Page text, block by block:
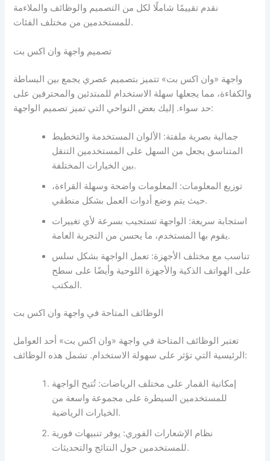
نقدم تقييمًا شاملًا لكل من التصميم والوظائف والملاءمة
للمستخدمين من مختلف الفئات.
تصميم واجهة وان اكس بت
واجهة «وان اكس بت» تتميز بتصميم عصري يجمع بين البساطة
والكفاءة، مما يجعلها سهلة الاستخدام للمبتدئين والمحترفين على
حد سواء. إليك بعض النواحي التي تميز تصميم الواجهة:
جمالية بصرية ملفتة: الألوان المستخدمة والتخطيط
المتناسق يجعل من السهل على المستخدمين التنقل
بين الخيارات المختلفة.
توزيع المعلومات: المعلومات واضحة وسهلة القراءة،
حيث يتم وضع أدوات العمل بشكل منطقي.
استجابة سريعة: الواجهة تستجيب بسرعة لأي تغييرات
يقوم بها المستخدم، ما يحسن من التجربة العامة.
تناسب مع مختلف الأجهزة: تعمل الواجهة بشكل سلس
على الهواتف الذكية والأجهزة اللوحية وأيضًا على سطح
المكتب.
الوظائف المتاحة في واجهة وان اكس بت
تعتبر الوظائف المتاحة في واجهة «وان اكس بت» أحد العوامل
الرئيسية التي تؤثر على سهولة الاستخدام. تشمل هذه الوظائف:
إمكانية القمار على مختلف الرياضات: تُتيح الواجهة
للمستخدمين السيطرة على مجموعة واسعة من
الخيارات الرياضية.
نظام الإشعارات الفوري: يوفر تنبيهات فورية
للمستخدمين حول النتائج والتحديثات.